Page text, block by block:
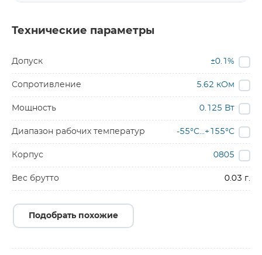
Технические параметры
Допуск ±0.1%
Сопротивление 5.62 кОм
Мощность 0.125 Вт
Диапазон рабочих температур -55°C...+155°C
Корпус 0805
Вес брутто 0.03 г.
Подобрать похожие